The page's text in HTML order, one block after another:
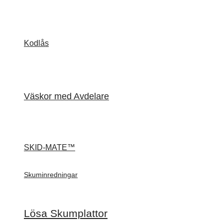
Kodlås
Väskor med Avdelare
SKID-MATE™
Skuminredningar
Lösa Skumplattor